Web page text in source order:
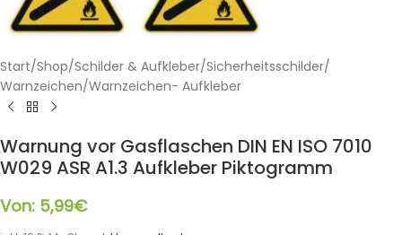
Start/Shop/Schilder & Aufkleber/Sicherheitsschilder/
Warnzeichen/Warnzeichen- Aufkleber
Warnung vor Gasflaschen DIN EN ISO 7010
W029 ASR A1.3 Aufkleber Piktogramm
Von: 5,99€